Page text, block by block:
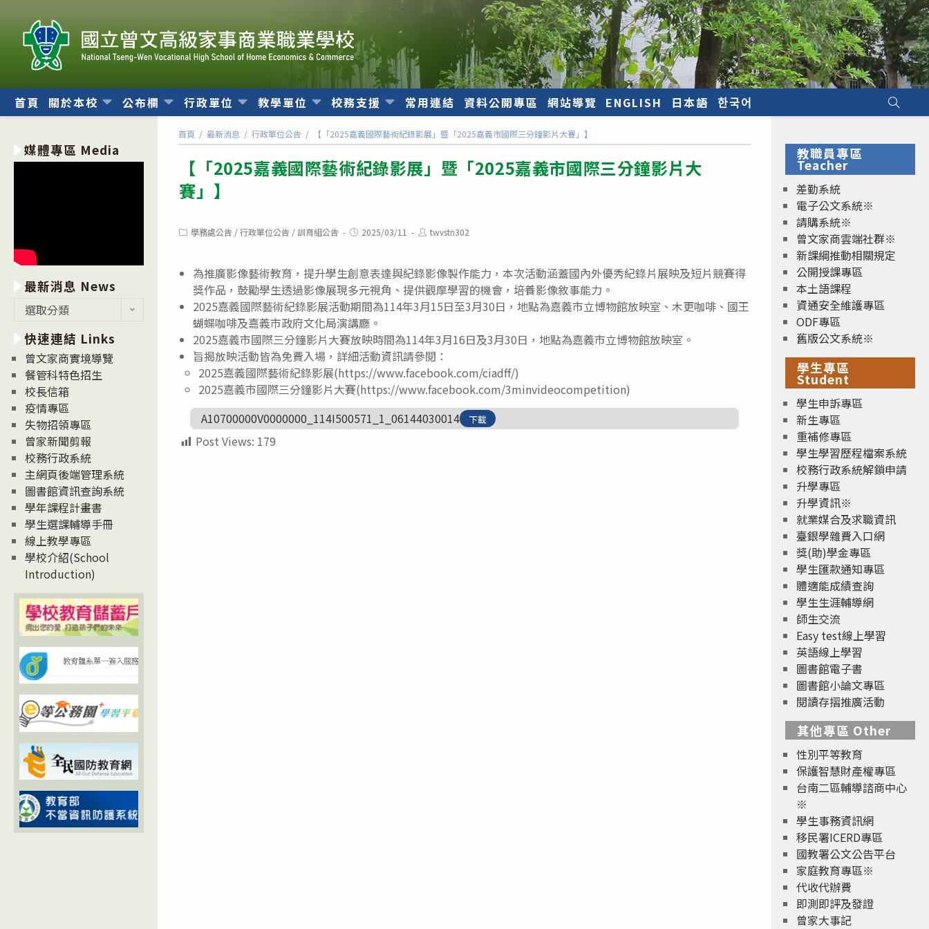
內
首頁 關於本校 公布欄 行政單位 教學單位 校務支援 常用連結 資料公開專區 網站導覽 ENGLISH 日本語 한국어
首頁 / 最新消息 / 行政單位公告 / 【「2025嘉義國際藝術紀錄影展」暨「2025嘉義市國際三分鐘影片大賽」】
【「2025嘉義國際藝術紀錄影展」暨「2025嘉義市國際三分鐘影片大
賽」】
Post學務處公告 / 行政單位公告 / 訓育組公告
Post2025/03/11
Posttwvstn302
為推廣影像藝術教育，提升學生創意表達與紀錄影像製作能力，本次活動涵蓋國內外優秀紀錄片展映及短片競賽得
獎作品，鼓勵學生透過影像展現多元視角、提供觀摩學習的機會，培養影像敘事能力。
2025嘉義國際藝術紀錄影展活動期間為114年3月15日至3月30日，地點為嘉義市立博物館放映室、木更咖啡、國王
蝴蝶咖啡及嘉義市政府文化局演講廳。
2025嘉義市國際三分鐘影片大賽放映時間為114年3月16日及3月30日，地點為嘉義市立博物館放映室。
旨揭放映活動皆為免費入場，詳細活動資訊請參閱：
2025嘉義國際藝術紀錄影展(https://www.facebook.com/ciadff/)
2025嘉義市國際三分鐘影片大賽(https://www.facebook.com/3minvideocompetition)
A10700000V0000000_114I500571_1_06144030014
下載
Post Views: 179
媒體專區 Media
最新消息 News
消
息
News
選取分類
快速連結 Links
曾文家商實境導覽
餐管科特色招生
校長信箱
疫情專區
失物招領專區
曾家新聞剪報
校務行政系統
主網頁後端管理系統
圖書館資訊查詢系統
學年課程計畫書
學生選課輔導手冊
線上教學專區
學校介紹(School
Introduction)
教職員專區
Teacher
差勤系統
電子公文系統※
請購系統※
曾文家商雲端社群※
新課綱推動相關規定
公開授課專區
本土語課程
資通安全維護專區
ODF專區
舊版公文系統※
學生專區
Student
學生申訴專區
新生專區
重補修專區
學生學習歷程檔案系統
校務行政系統解鎖申請
升學專區
升學資訊※
就業媒合及求職資訊
臺銀學雜費入口網
獎(助)學金專區
學生匯款通知專區
體適能成績查詢
學生生涯輔導網
師生交流
Easy test線上學習
英語線上學習
圖書館電子書
圖書館小論文專區
閱讀存摺推廣活動
其他專區 Other
性別平等教育
保護智慧財產權專區
台南二區輔導諮商中心
※
學生事務資訊網
移民署ICERD專區
國教署公文公告平台
家庭教育專區※
代收代辦費
即測即評及發證
曾家大事記